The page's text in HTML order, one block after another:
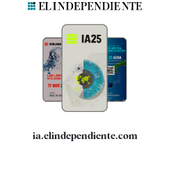
Quiénes somos
Especificaciones
ia.elindependiente.com